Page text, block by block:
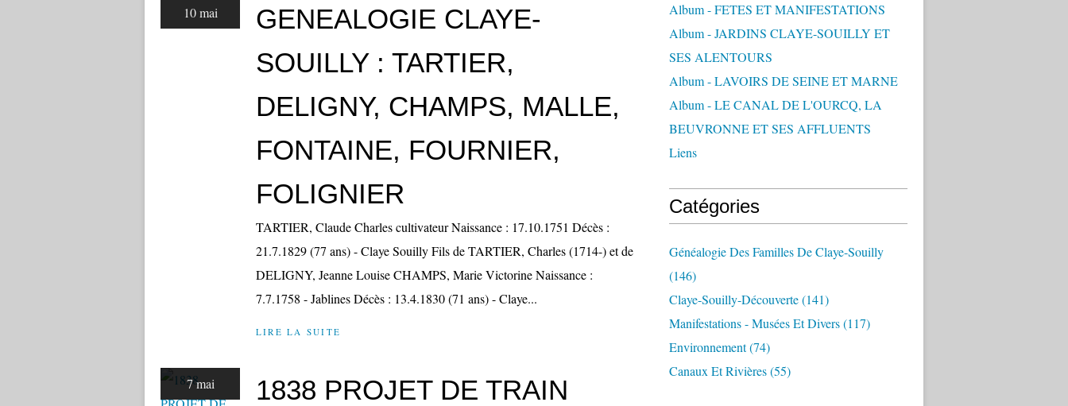
10 mai
GENEALOGIE CLAYE-
SOUILLY : TARTIER,
DELIGNY, CHAMPS, MALLE,
FONTAINE, FOURNIER,
FOLIGNIER
TARTIER, Claude Charles cultivateur Naissance : 17.10.1751 Décès :
21.7.1829 (77 ans) - Claye Souilly Fils de TARTIER, Charles (1714-) et de
DELIGNY, Jeanne Louise CHAMPS, Marie Victorine Naissance :
7.7.1758 - Jablines Décès : 13.4.1830 (71 ans) - Claye...
LIRE LA SUITE
7 mai
1838 PROJET DE TRAIN
Album - FETES ET MANIFESTATIONS
Album - JARDINS CLAYE-SOUILLY ET
SES ALENTOURS
Album - LAVOIRS DE SEINE ET MARNE
Album - LE CANAL DE L'OURCQ, LA
BEUVRONNE ET SES AFFLUENTS
Liens
Catégories
Généalogie Des Familles De Claye-Souilly
(146)
Claye-Souilly-Découverte(141)
Manifestations - Musées Et Divers(117)
Environnement(74)
Canaux Et Rivières(55)